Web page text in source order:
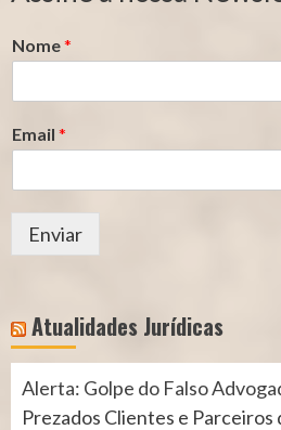
Nome*
Email *
Enviar
Atualidades Jurídicas
Alerta: Golpe do Falso
Prezados Clientes e Parceiros